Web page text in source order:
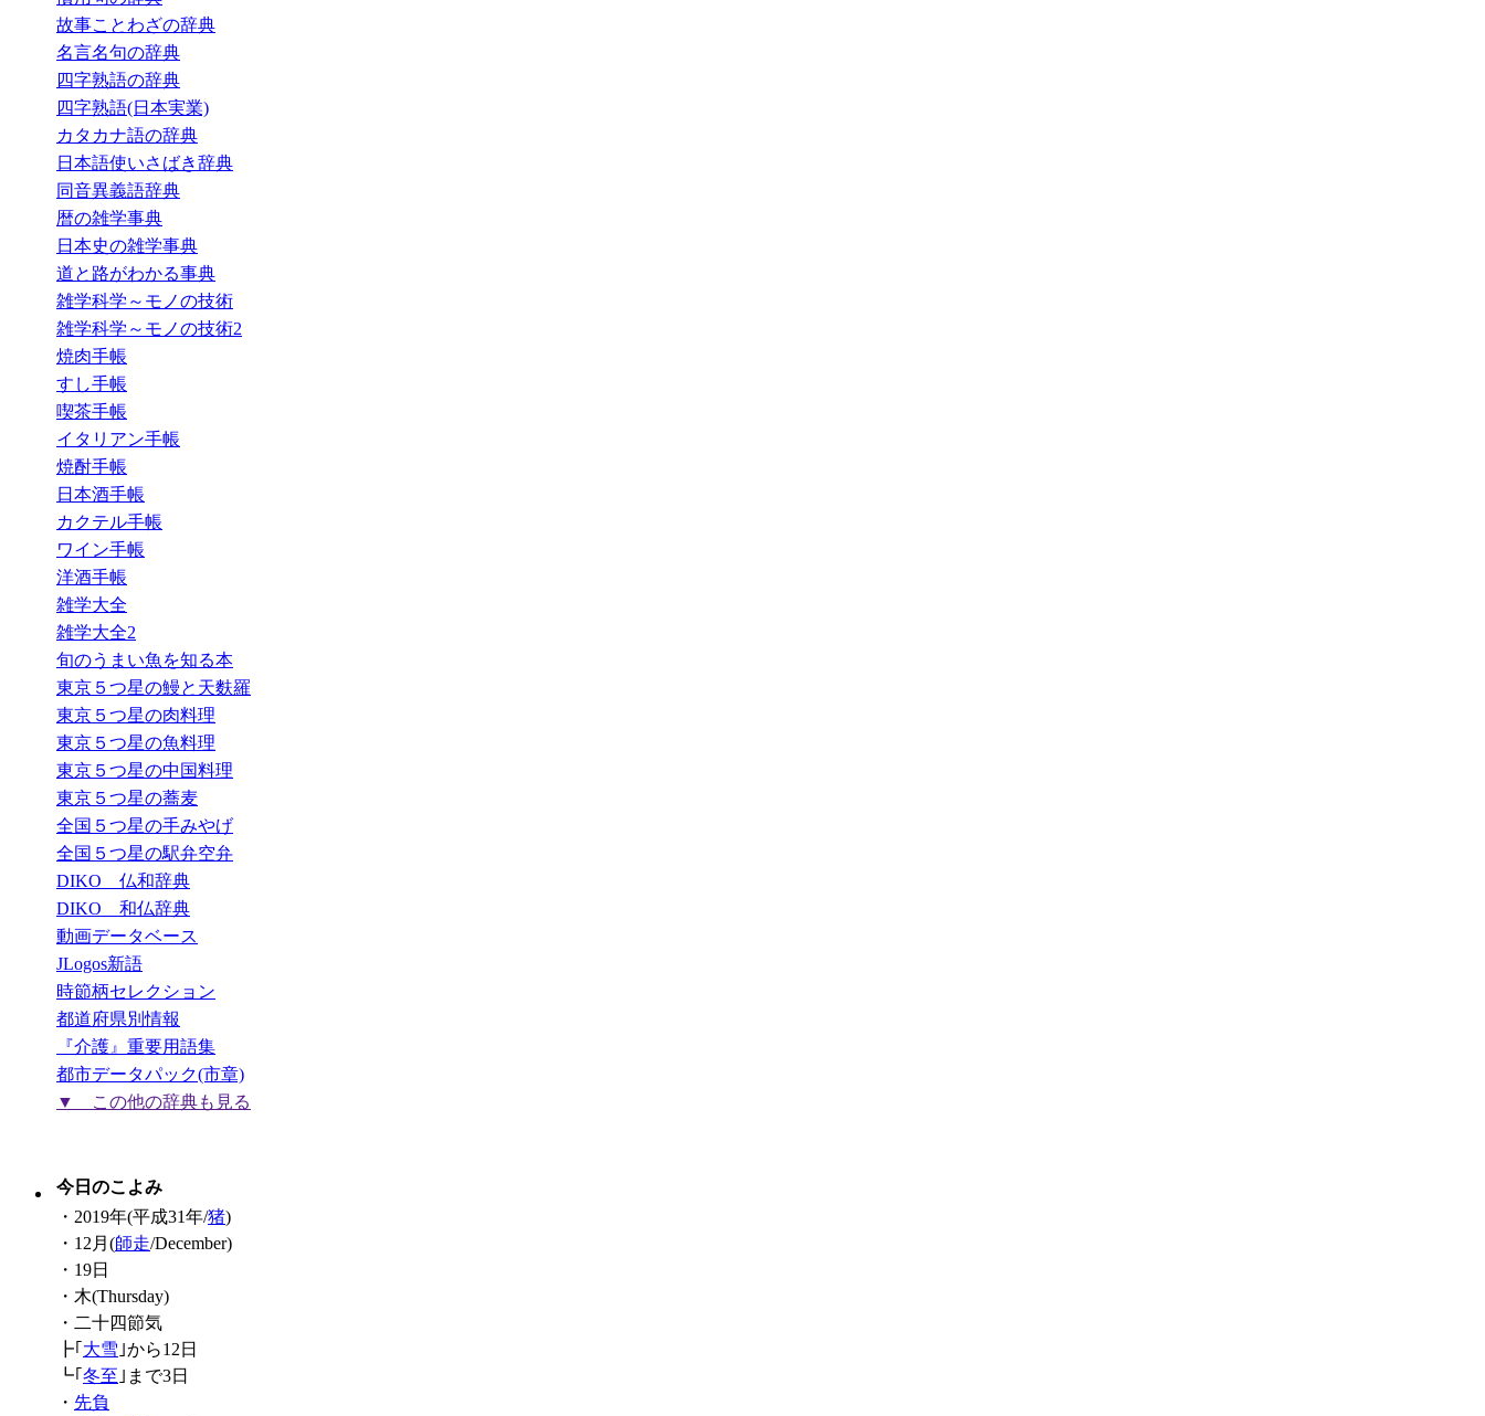
故事ことわざの辞典
名言名句の辞典
四字熟語の辞典
四字熟語(日本実業)
カタカナ語の辞典
日本語使いさばき辞典
同音異義語辞典
暦の雑学事典
日本史の雑学事典
道と路がわかる事典
雑学科学～モノの技術
雑学科学～モノの技術2
焼肉手帳
すし手帳
喫茶手帳
イタリアン手帳
焼酎手帳
日本酒手帳
カクテル手帳
ワイン手帳
洋酒手帳
雑学大全
雑学大全2
旬のうまい魚を知る本
東京５つ星の鰻と天麩羅
東京５つ星の肉料理
東京５つ星の魚料理
東京５つ星の中国料理
東京５つ星の蕎麦
全国５つ星の手みやげ
全国５つ星の駅弁空弁
DIKO 仏和辞典
DIKO 和仏辞典
動画データベース
JLogos新語
時節柄セレクション
都道府県別情報
『介護』重要用語集
都市データパック(市章)
▼ この他の辞典も見る
今日のこよみ
・2019年(平成31年/猪)
・12月(師走/December)
・19日
・木(Thursday)
・二十四節気
┣｢ 大雪 ｣から12日
┗｢ 冬至 ｣まで3日
・ 先負